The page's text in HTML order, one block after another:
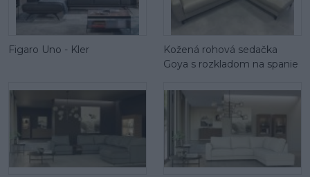
Figaro Uno - Kler
Kožená rohová sedačka
Goya s rozkladom na spanie